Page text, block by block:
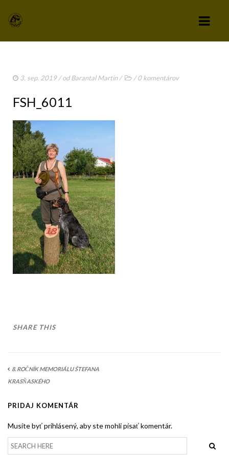
STANOVY KLUBU
CHOVATEĽSKÝ A ZÁPISNÝ PORIADOK
SPRAVODAJCA
TLAČIVÁ A PRIHLÁŠKY
KLUBOVÉ POPLATKY
ZÁPISNICE Z ČLENSKEJ SCHÔDZE
AKO BYT ČLENOM KCHHS
OZNAMY / NEWS
DEUTSCH DRAHTHAAR
CHOVATEĽSKÉ STANICE
OČAKÁVANÉ VRHY NDS V ROKU 2026
PUDELPOINTER
ŠTANDARD
3. sep. 2019/ odBarantal Martin/ /0 komentárov
FSH_6011
SHARE THIS
8. ROČNÍK MEMORIÁLU ŠTEFANA
KRASŇASKÉHO
PRIDAJ KOMENTÁR
Musíte byť prihlásený, aby ste mohli písať komentár.